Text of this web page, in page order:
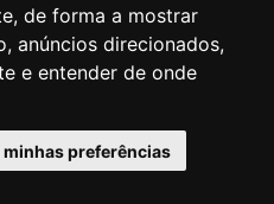
de forma a mostrar
anúncios direcionados,
e entender de onde
minhas preferências
EDUCAÇÃO
- Guarulhos/SP CEP 07113-040
*55 11 2475-7300